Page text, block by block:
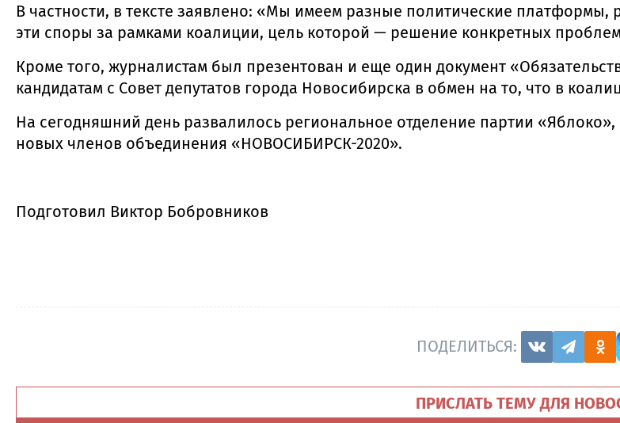
В частности, в тексте заявлено: «Мы имеем разные политические
эти споры за рамками коалиции, цель которой — решение конкретных
Кроме того, журналистам был презентован и еще один документ
кандидатам с Совет депутатов города Новосибирска в обмен на то, что в
На сегодняшний день развалилось региональное отделение партии
новых членов объединения «НОВОСИБИРСК-2020».
Подготовил Виктор Бобровников
ПОДЕЛИТЬСЯ:
ПРИСЛАТЬ ТЕМУ ДЛЯ